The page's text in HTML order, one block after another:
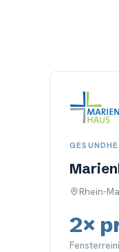
Rhein-
2×